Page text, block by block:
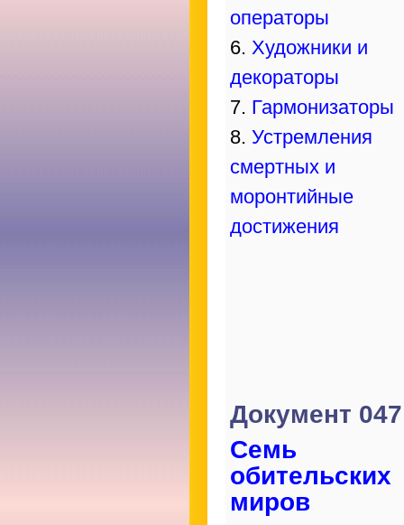
операторы
6. Художники и
декораторы
7. Гармонизаторы
8. Устремления
смертных и
моронтийные
достижения
Документ
Семь
обительских
миров